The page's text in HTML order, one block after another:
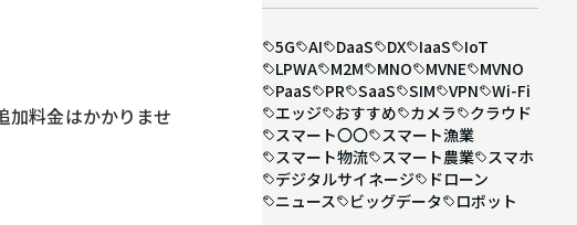
加料金はかかりませ
5G AI DaaS DX IaaS
IoT
LPWA
M2M MNO MVNE
MVNO
PaaS
PR SaaS SIM VPN
Wi-Fi
エッジ
おすすめ カメラ
クラウド
スマート〇〇
スマート漁業
スマート物流
スマート農業
スマホ
デジタルサイネージ
ドローン
ニュース
ビッグデータ ロボット